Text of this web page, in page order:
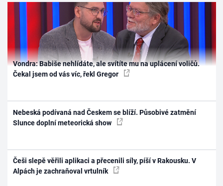
Vondra: Babiše nehlídáte, ale svítíte mu na uplácení voličů.
Čekal jsem od vás víc, řekl Gregor
Nebeská podívaná nad Českem se blíží. Působivé zatmění
Slunce doplní meteorická show
Češi slepě věřili aplikaci a přecenili síly, píší v Rakousku. V
Alpách je zachraňoval vrtulník